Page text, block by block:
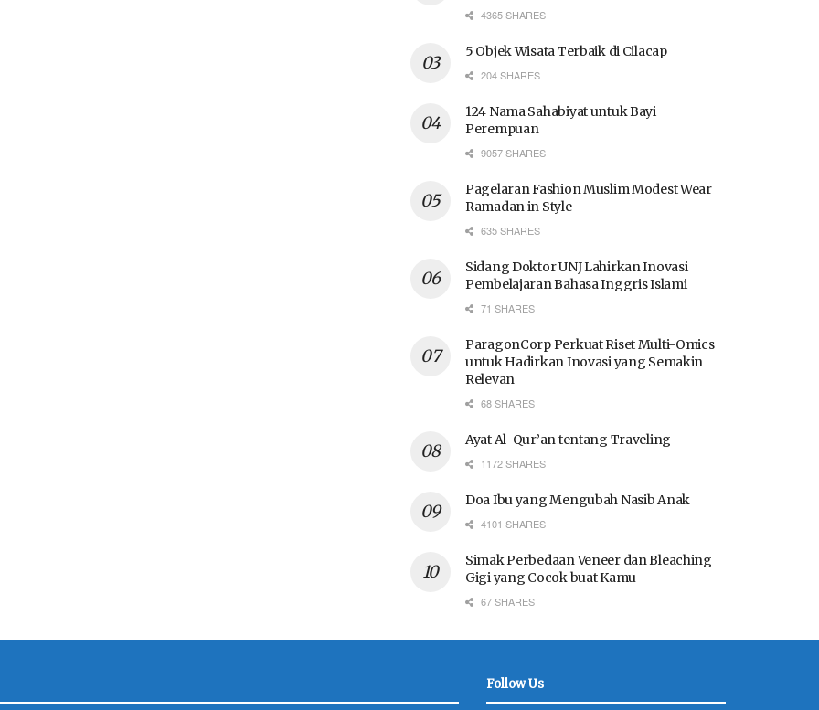
4365 SHARES
5 Objek Wisata Terbaik di Cilacap
204 SHARES
124 Nama Sahabiyat untuk Bayi
Perempuan
9057 SHARES
Pagelaran Fashion Muslim Modest Wear
Ramadan in Style
635 SHARES
Sidang Doktor UNJ Lahirkan Inovasi
Pembelajaran Bahasa Inggris Islami
71 SHARES
ParagonCorp Perkuat Riset Multi-Omics
untuk Hadirkan Inovasi yang Semakin
Relevan
68 SHARES
Ayat Al-Qur’an tentang Traveling
1172 SHARES
Doa Ibu yang Mengubah Nasib Anak
4101 SHARES
Simak Perbedaan Veneer dan Bleaching
Gigi yang Cocok buat Kamu
67 SHARES
Follow Us